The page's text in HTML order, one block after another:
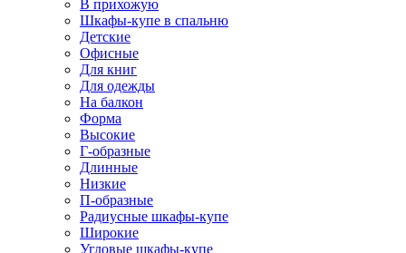
В прихожую
Шкафы-купе в спальню
Детские
Офисные
Для книг
Для одежды
На балкон
Форма
Высокие
Г-образные
Длинные
Низкие
П-образные
Радиусные шкафы-купе
Широкие
Угловые шкафы-купе